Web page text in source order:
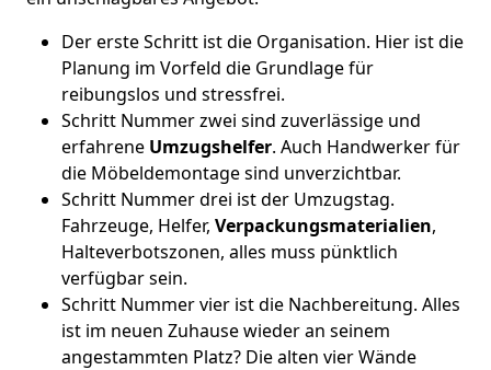
Der erste Schritt ist die Organisation. Hier ist die
Planung im Vorfeld die Grundlage für
reibungslos und stressfrei.
Schritt Nummer zwei sind zuverlässige und
erfahrene Umzugshelfer. Auch Handwerker für
die Möbeldemontage sind unverzichtbar.
Schritt Nummer drei ist der Umzugstag.
Fahrzeuge, Helfer, Verpackungsmaterialien,
Halteverbotszonen, alles muss pünktlich
verfügbar sein.
Schritt Nummer vier ist die Nachbereitung. Alles
ist im neuen Zuhause wieder an seinem
angestammten Platz? Die alten vier Wände